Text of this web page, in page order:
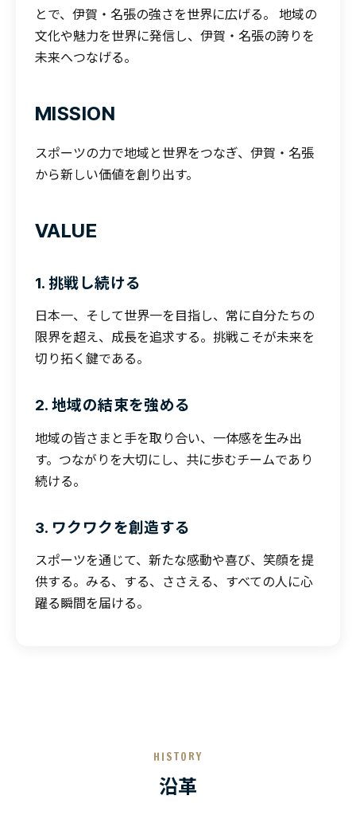
とで、伊賀・名張の強さを世界に広げる。 地域の
文化や魅力を世界に発信し、伊賀・名張の誇りを
未来へつなげる。
MISSION
スポーツの力で地域と世界をつなぎ、伊賀・名張
から新しい価値を創り出す。
VALUE
1. 挑戦し続ける
日本一、そして世界一を目指し、常に自分たちの
限界を超え、成長を追求する。挑戦こそが未来を
切り拓く鍵である。
2. 地域の結束を強める
地域の皆さまと手を取り合い、一体感を生み出
す。つながりを大切にし、共に歩むチームであり
続ける。
3. ワクワクを創造する
スポーツを通じて、新たな感動や喜び、笑顔を提
供する。みる、する、ささえる、すべての人に心
躍る瞬間を届ける。
HISTORY
沿革